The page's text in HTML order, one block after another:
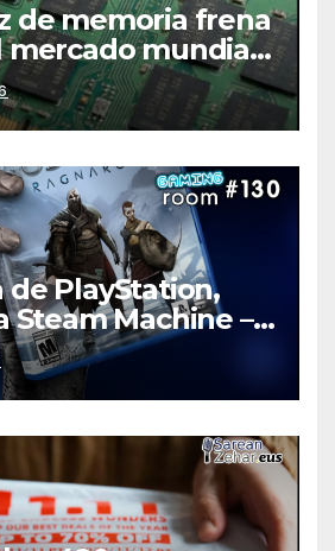
de memoria frena
mercado mundial
de PlayStation,
Steam Machine –
#130